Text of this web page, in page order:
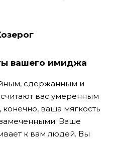
вашего имиджа
сдержанным и
вас умеренным
ваша мягкость
Ваше
к вам людей. Вы